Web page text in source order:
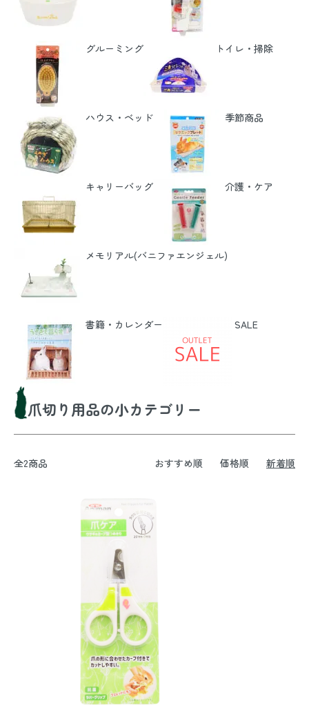
グルーミング トイレ・掃除
ハウス・ベッド 季節商品
キャリーバッグ 介護・ケア
メモリアル(バニファエンジェル)
書籍・カレンダー SALE
爪切り用品の小カテゴリー
全2商品 おすすめ順 価格順 新着順